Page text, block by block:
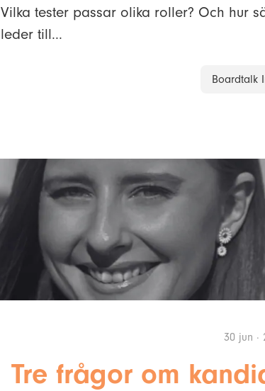
Vilka tester passar olika roller? Och hur
leder till...
Boardtalk
30 jun ·
Tre frågor om